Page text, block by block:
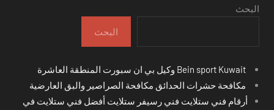
البحث
البحث
مكافحة حشرات الحدائق مكافحة الصراصير والبق العارضية
أرقام فني ستلايت فني رسيفر ستلايت أفضل فني ستلايت في